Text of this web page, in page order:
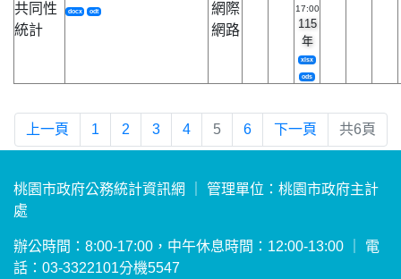
共同性
統計
docx odt
網際
網路
17:00
115
年
xlsx
ods
上一頁 1 2 3 4 5 6 下一頁 共6頁
桃園市政府公務統計資訊網 ｜ 管理單位：桃園市政府主計
處
辦公時間：8:00-17:00，中午休息時間：12:00-13:00 ｜ 電
話：03-3322101分機5547